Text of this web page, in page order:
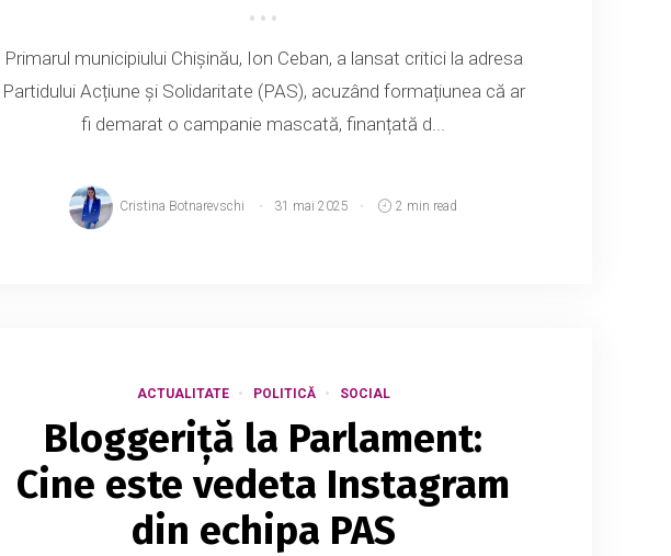
Primarul municipiului Chișinău, Ion Ceban, a lansat critici la adresa
Partidului Acțiune și Solidaritate (PAS), acuzând formațiunea că ar
fi demarat o campanie mascată, finanțată d...
Cristina Botnarevschi 31 mai 2025 2 min read
ACTUALITATE POLITICĂ SOCIAL
Bloggeriță la Parlament:
Cine este vedeta Instagram
din echipa PAS